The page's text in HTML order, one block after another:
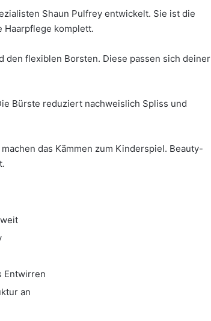
Shaun Pulfrey entwickelt. Sie ist die
Haarpflege komplett.
den flexiblen Borsten. Diese passen sich deiner
Bürste reduziert nachweislich Spliss und
das Kämmen zum Kinderspiel. Beauty-
Entwirren
an